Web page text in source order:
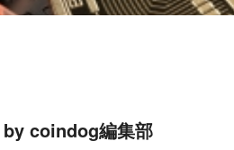
by coindog編集部